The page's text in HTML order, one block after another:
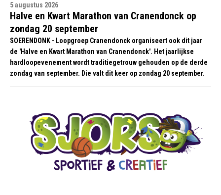
5 augustus 2026
Halve en Kwart Marathon van Cranendonck op
zondag 20 september
SOERENDONK - Loopgroep Cranendonck organiseert ook dit jaar
de 'Halve en Kwart Marathon van Cranendonck'. Het jaarlijkse
hardloopevenement wordt traditiegetrouw gehouden op de derde
zondag van september. Die valt dit keer op zondag 20 september.